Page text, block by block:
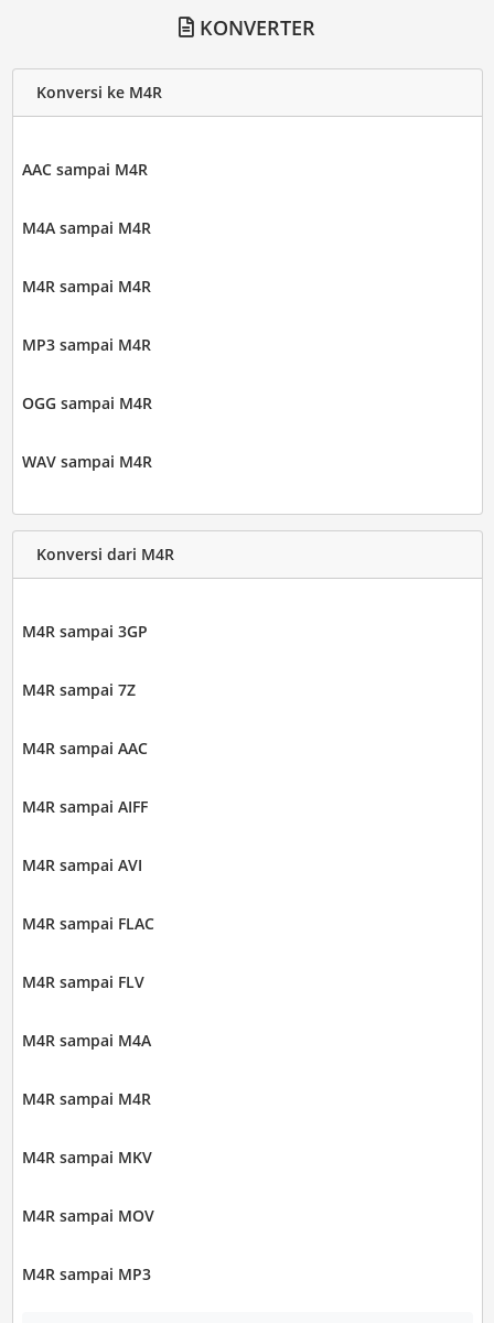
KONVERTER
Konversi ke M4R
AAC sampai M4R
M4A sampai M4R
M4R sampai M4R
MP3 sampai M4R
OGG sampai M4R
WAV sampai M4R
Konversi dari M4R
M4R sampai 3GP
M4R sampai 7Z
M4R sampai AAC
M4R sampai AIFF
M4R sampai AVI
M4R sampai FLAC
M4R sampai FLV
M4R sampai M4A
M4R sampai M4R
M4R sampai MKV
M4R sampai MOV
M4R sampai MP3